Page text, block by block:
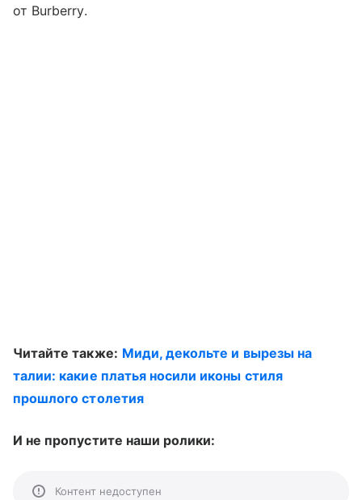
от Burberry.
Читайте также: Миди, декольте и вырезы на
талии: какие платья носили иконы стиля
прошлого столетия
И не пропустите наши ролики:
Контент недоступен